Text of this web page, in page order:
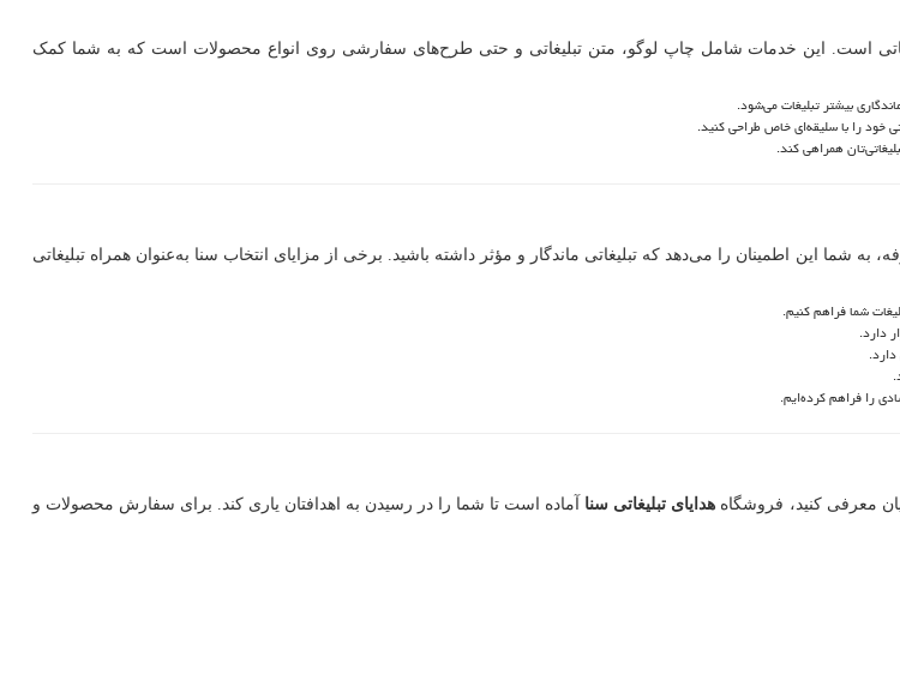
است. این خدمات شامل چاپ لوگو، متن تبلیغاتی و حتی طرح‌های سفارشی روی انواع محصولات است که به شما کمک
بیشتر تبلیغات می‌شود.
خود را با سلیقه‌ای خاص طراحی کنید.
همراهی کند.
به شما این اطمینان را می‌دهد که تبلیغاتی ماندگار و مؤثر داشته باشید. برخی از مزایای انتخاب سنا به‌عنوان همراه تبلیغاتی
شما فراهم کنیم.
دارد.
را فراهم کرده‌ایم.
معرفی کنید، فروشگاه هدایای تبلیغاتی سنا آماده است تا شما را در رسیدن به اهدافتان یاری کند. برای سفارش محصولات و